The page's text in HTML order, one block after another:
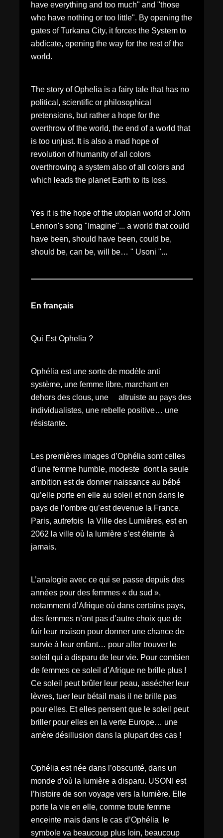
have everything and too much" and "those
who have nothing or too little". By opening the
gates of Turkana City, it forces the System to
abdicate, opening the way for the rest of the
world.
The story of Ophelia is a fairy tale that has no
political, scientific or philosophical
pretensions, but rather a hope for the
overthrow of the world, the end of a world that
is too unjust. It is also a mad hope of
revolution of humanity of all colors
overthrowing a system also of all colors and
which leads the planet Earth to its loss.
Yes it is the hope of the utopian world of John
Lennon's song "Imagine"... a world that could
have been, should have been, could be,
should be, can be, will be… " Usoni "...
En français
Qui Est Ophelia ?
Ophélia est une sorte de modèle anti
système, une femme libre, marchant en
dehors des clous, une altruiste au pays des
individualistes, une rebelle positive… une
résistante.
Les premières images d’Ophélia sont celles
d’une femme humble, modeste dont la seule
ambition est de donner naissance au bébé
qu’elle porte en elle au soleil et non dans le
pays de l’ombre qu’est devenue la France.
Paris, autrefois la Ville des Lumières, est en
2062 la ville où la lumière s’est éteinte à
jamais.
L’analogie avec ce qui se passe depuis des
années pour des femmes « du sud »,
notamment d’Afrique où dans certains pays,
des femmes n’ont pas d’autre choix que de
fuir leur maison pour donner une chance de
survie à leur enfant… pour aller trouver le
soleil qui a disparu de leur vie. Pour combien
de femmes ce soleil d’Afrique ne brille plus !
Ce soleil peut brûler leur peau, assécher leur
lèvres, tuer leur bétail mais il ne brille pas
pour elles. Et elles pensent que le soleil peut
briller pour elles en la verte Europe… une
amère désillusion dans la plupart des cas !
Ophélia est née dans l’obscurité, dans un
monde d’où la lumière a disparu. USONI est
l’histoire de son voyage vers la lumière. Elle
porte la vie en elle, comme toute femme
enceinte mais dans le cas d’Ophélia le
symbole va beaucoup plus loin, beaucoup